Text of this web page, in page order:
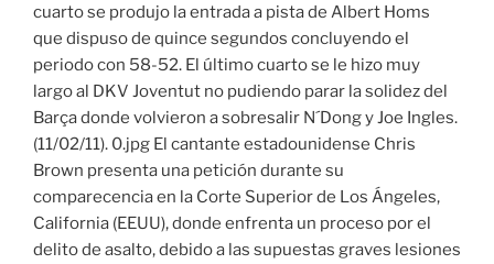
cuarto se produjo la entrada a pista de Albert Homs
que dispuso de quince segundos concluyendo el
periodo con 58-52. El último cuarto se le hizo muy
largo al DKV Joventut no pudiendo parar la solidez del
Barça donde volvieron a sobresalir N´Dong y Joe Ingles.
(11/02/11). 0.jpg El cantante estadounidense Chris
Brown presenta una petición durante su
comparecencia en la Corte Superior de Los Ángeles,
California (EEUU), donde enfrenta un proceso por el
delito de asalto, debido a las supuestas graves lesiones